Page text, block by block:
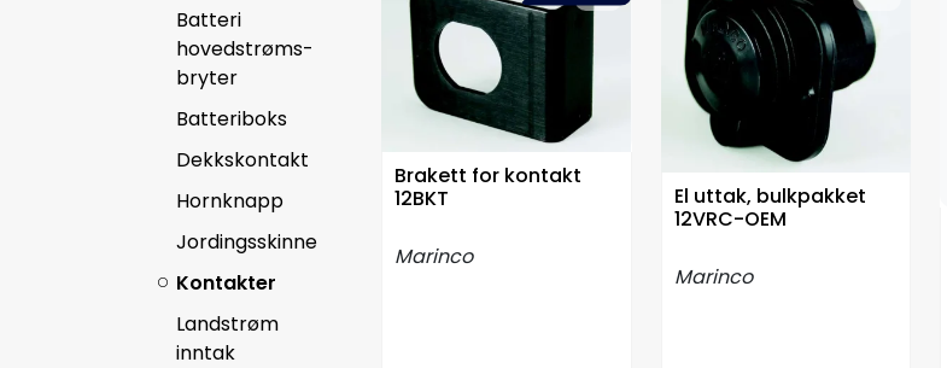
Batteri
hovedstrøms-
bryter
Batteriboks
Dekkskontakt
Hornknapp
Jordingsskinne
Kontakter
Landstrøm
inntak
Brakett for kontakt
12BKT
Marinco
El uttak, bulkpakket
12VRC-OEM
Marinco